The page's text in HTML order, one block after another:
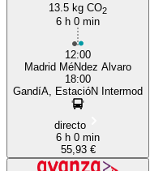
13.5 kg CO2
6 h 0 min
12:00
Madrid MéNdez Alvaro
18:00
GandíA, EstacióN Intermod
directo
6 h 0 min
55,93 €